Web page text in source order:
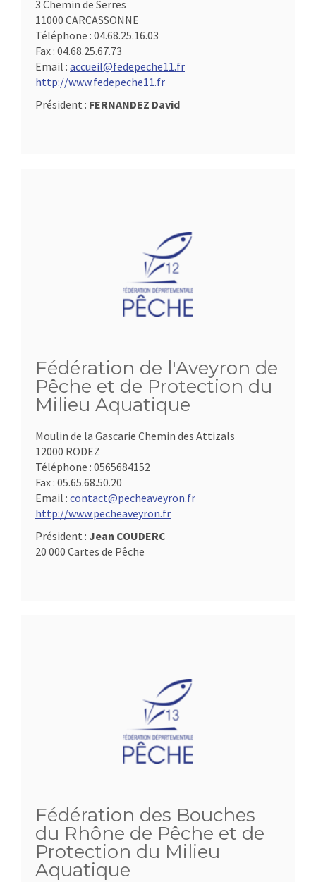
3 Chemin de Serres
11000 CARCASSONNE
Téléphone : 04.68.25.16.03
Fax : 04.68.25.67.73
Email : accueil@fedepeche11.fr
http://www.fedepeche11.fr
Président : FERNANDEZ David
Fédération de l'Aveyron de
Pêche et de Protection du
Milieu Aquatique
Moulin de la Gascarie Chemin des Attizals
12000 RODEZ
Téléphone : 0565684152
Fax : 05.65.68.50.20
Email : contact@pecheaveyron.fr
http://www.pecheaveyron.fr
Président : Jean COUDERC
20 000 Cartes de Pêche
Fédération des Bouches
du Rhône de Pêche et de
Protection du Milieu
Aquatique